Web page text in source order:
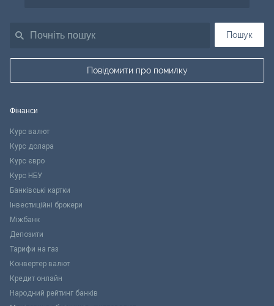
Пошук
Повідомити про помилку
Фінанси
Курс валют
Курс долара
Курс євро
Курс НБУ
Банківські картки
Інвестиційні брокери
Міжбанк
Депозити
Тарифи на газ
Конвертер валют
Кредит онлайн
Народний рейтинг банків